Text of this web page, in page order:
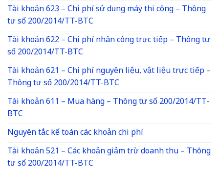
Tài khoản 623 – Chi phí sử dụng máy thi công – Thông
tư số 200/2014/TT-BTC
Tài khoản 622 – Chi phí nhân công trực tiếp – Thông tư
số 200/2014/TT-BTC
Tài khoản 621 – Chi phí nguyên liệu, vật liệu trực tiếp –
Thông tư số 200/2014/TT-BTC
Tài khoản 611 – Mua hàng – Thông tư số 200/2014/TT-
BTC
Nguyên tắc kế toán các khoản chi phí
Tài khoản 521 – Các khoản giảm trừ doanh thu – Thông
tư số 200/2014/TT-BTC